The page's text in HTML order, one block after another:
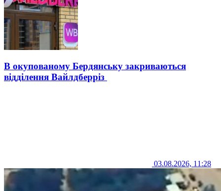
В окупованому Бердянську закриваються
відділення Вайлдберріз
03.08.2026, 11:28